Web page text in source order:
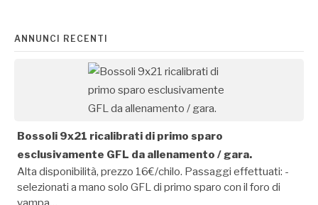
ANNUNCI RECENTI
Bossoli 9x21 ricalibrati di primo sparo
esclusivamente GFL da allenamento / gara.
Alta disponibilità, prezzo 16€/chilo. Passaggi effettuati: -
selezionati a mano solo GFL di primo sparo con il foro di